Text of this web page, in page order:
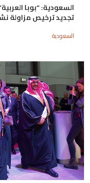
السعودية: “بوبا
تجديد ترخيص مزاولة
السعودية